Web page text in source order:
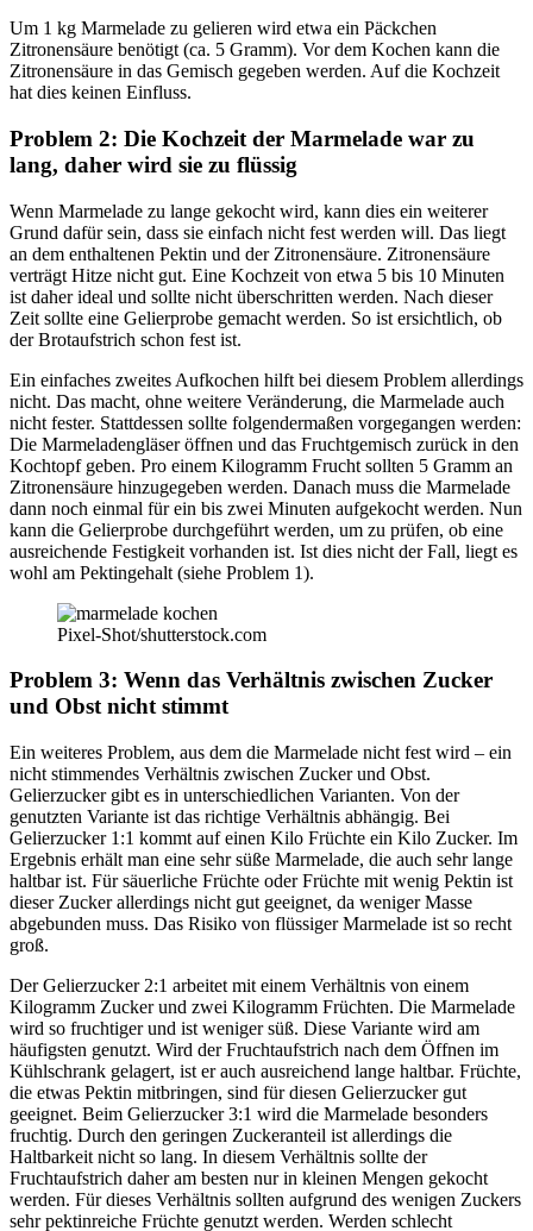
Um 1 kg Marmelade zu gelieren wird etwa ein Päckchen
Zitronensäure benötigt (ca. 5 Gramm). Vor dem Kochen kann die
Zitronensäure in das Gemisch gegeben werden. Auf die Kochzeit
hat dies keinen Einfluss.
Problem 2: Die Kochzeit der Marmelade war zu
lang, daher wird sie zu flüssig
Wenn Marmelade zu lange gekocht wird, kann dies ein weiterer
Grund dafür sein, dass sie einfach nicht fest werden will. Das liegt
an dem enthaltenen Pektin und der Zitronensäure. Zitronensäure
verträgt Hitze nicht gut. Eine Kochzeit von etwa 5 bis 10 Minuten
ist daher ideal und sollte nicht überschritten werden. Nach dieser
Zeit sollte eine Gelierprobe gemacht werden. So ist ersichtlich, ob
der Brotaufstrich schon fest ist.
Ein einfaches zweites Aufkochen hilft bei diesem Problem allerdings
nicht. Das macht, ohne weitere Veränderung, die Marmelade auch
nicht fester. Stattdessen sollte folgendermaßen vorgegangen werden:
Die Marmeladengläser öffnen und das Fruchtgemisch zurück in den
Kochtopf geben. Pro einem Kilogramm Frucht sollten 5 Gramm an
Zitronensäure hinzugegeben werden. Danach muss die Marmelade
dann noch einmal für ein bis zwei Minuten aufgekocht werden. Nun
kann die Gelierprobe durchgeführt werden, um zu prüfen, ob eine
ausreichende Festigkeit vorhanden ist. Ist dies nicht der Fall, liegt es
wohl am Pektingehalt (siehe Problem 1).
Pixel-Shot/shutterstock.com
Problem 3: Wenn das Verhältnis zwischen Zucker
und Obst nicht stimmt
Ein weiteres Problem, aus dem die Marmelade nicht fest wird – ein
nicht stimmendes Verhältnis zwischen Zucker und Obst.
Gelierzucker gibt es in unterschiedlichen Varianten. Von der
genutzten Variante ist das richtige Verhältnis abhängig. Bei
Gelierzucker 1:1 kommt auf einen Kilo Früchte ein Kilo Zucker. Im
Ergebnis erhält man eine sehr süße Marmelade, die auch sehr lange
haltbar ist. Für säuerliche Früchte oder Früchte mit wenig Pektin ist
dieser Zucker allerdings nicht gut geeignet, da weniger Masse
abgebunden muss. Das Risiko von flüssiger Marmelade ist so recht
groß.
Der Gelierzucker 2:1 arbeitet mit einem Verhältnis von einem
Kilogramm Zucker und zwei Kilogramm Früchten. Die Marmelade
wird so fruchtiger und ist weniger süß. Diese Variante wird am
häufigsten genutzt. Wird der Fruchtaufstrich nach dem Öffnen im
Kühlschrank gelagert, ist er auch ausreichend lange haltbar. Früchte,
die etwas Pektin mitbringen, sind für diesen Gelierzucker gut
geeignet. Beim Gelierzucker 3:1 wird die Marmelade besonders
fruchtig. Durch den geringen Zuckeranteil ist allerdings die
Haltbarkeit nicht so lang. In diesem Verhältnis sollte der
Fruchtaufstrich daher am besten nur in kleinen Mengen gekocht
werden. Für dieses Verhältnis sollten aufgrund des wenigen Zuckers
sehr pektinreiche Früchte genutzt werden. Werden schlecht